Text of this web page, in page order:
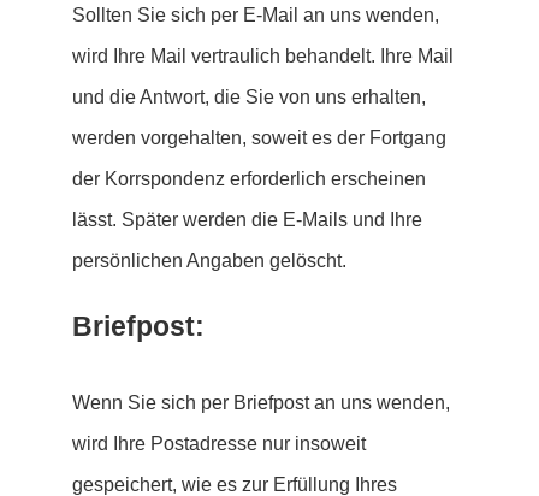
Sollten Sie sich per E-Mail an uns wenden,
wird Ihre Mail vertraulich behandelt. Ihre Mail
und die Antwort, die Sie von uns erhalten,
werden vorgehalten, soweit es der Fortgang
der Korrspondenz erforderlich erscheinen
lässt. Später werden die E-Mails und Ihre
persönlichen Angaben gelöscht.
Briefpost:
Wenn Sie sich per Briefpost an uns wenden,
wird Ihre Postadresse nur insoweit
gespeichert, wie es zur Erfüllung Ihres